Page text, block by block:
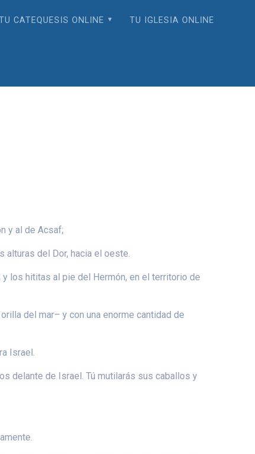
CATEQUESIS ONLINE TU IGLESIA ONLINE
y al de Acsaf;
alturas del Dor, hacia el oeste.
los hititas al pie del Hermón, en el territorio de
del mar– y con una enorme cantidad de
Israel.
delante de Israel. Tú mutilarás sus caballos y